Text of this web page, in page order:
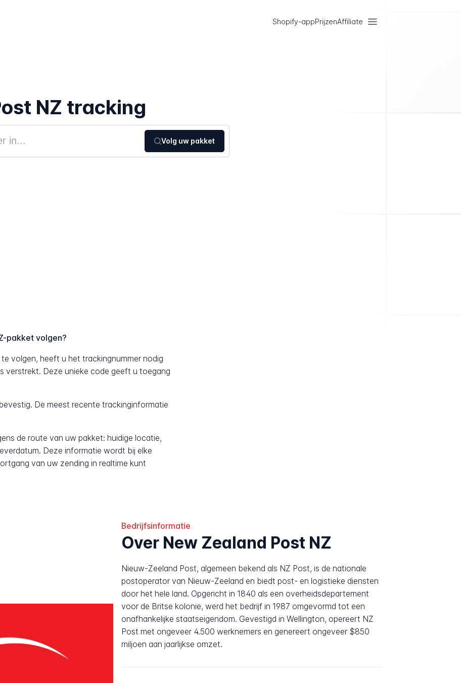
Shopify-appPrijzenAffiliate
NZ tracking
Volg uw pakket
pakket volgen?
volgen, heeft u het trackingnummer nodig
verstrekt. Deze unieke code geeft u toegang
De meest recente trackinginformatie
de route van uw pakket: huidige locatie,
Deze informatie wordt bij elke
van uw zending in realtime kunt
Bedrijfsinformatie
Over New Zealand Post NZ
Nieuw-Zeeland Post, algemeen bekend als NZ Post, is de nationale
postoperator van Nieuw-Zeeland en biedt post- en logistieke diensten
door het hele land. Opgericht in 1840 als een overheidsdepartement
voor de Britse kolonie, werd het bedrijf in 1987 omgevormd tot een
onafhankelijke staatseigendom. Gevestigd in Wellington, opereert NZ
Post met ongeveer 4.500 werknemers en genereert ongeveer $850
miljoen aan jaarlijkse omzet.